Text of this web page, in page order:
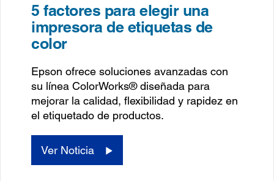
5 factores para elegir una
impresora de etiquetas de
color
Epson ofrece soluciones avanzadas con
su línea ColorWorks® diseñada para
mejorar la calidad, flexibilidad y rapidez en
el etiquetado de productos.
Ver Noticia